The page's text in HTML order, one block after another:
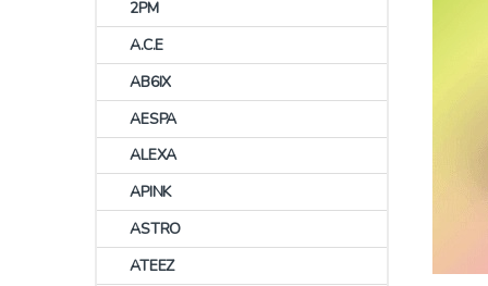
2PM
A.C.E
AB6IX
AESPA
ALEXA
APINK
ASTRO
ATEEZ